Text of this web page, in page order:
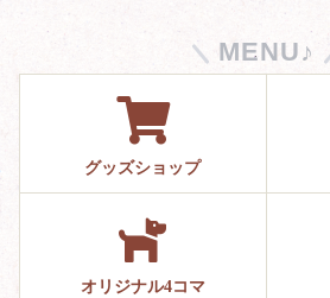
MENU♪
グッズショップ
オリジナル4コマ